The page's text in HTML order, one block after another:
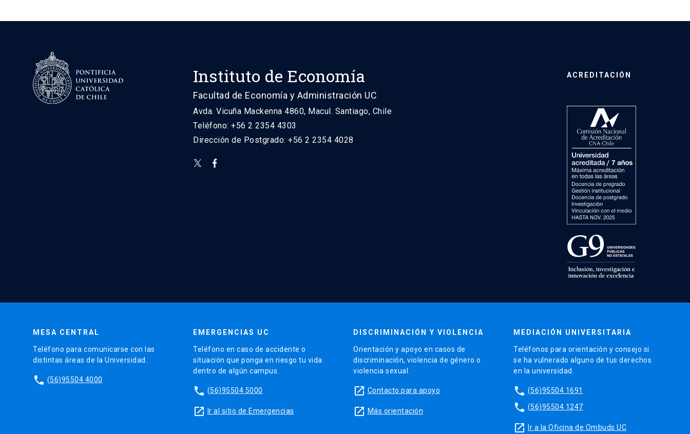
Instituto de Economía
Facultad de Economía y Administración UC
Avda. Vicuña Mackenna 4860, Macul. Santiago, Chile
Teléfono: +56 2 2354 4303
Dirección de Postgrado: +56 2 2354 4028
ACREDITACIÓN
MESA CENTRAL
Teléfono para comunicarse con las
distintas áreas de la Universidad.
phone (56)95504 4000
EMERGENCIAS UC
Teléfono en caso de accidente o
situación que ponga en riesgo tu vida
dentro de algún campus.
phone (56)95504 5000
launch Ir al sitio de Emergencias
DISCRIMINACIÓN Y VIOLENCIA
Orientación y apoyo en casos de
discriminación, violencia de género o
violencia sexual.
launch Contacto para apoyo
launch Más orientación
MEDIACIÓN UNIVERSITARIA
Teléfonos para orientación y consejo si
se ha vulnerado alguno de tus derechos
en la universidad.
phone (56)95504 1691
phone (56)95504 1247
launch Ir a la Oficina de Ombuds UC